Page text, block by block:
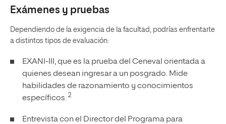
Exámenes y pruebas
Dependiendo de la exigencia de la facultad, podrías enfrentarte
a distintos tipos de evaluación:
EXANI-III, que es la prueba del Ceneval orientada a
quienes desean ingresar a un posgrado. Mide
habilidades de razonamiento y conocimientos
específicos. 2
Entrevista con el Director del Programa para